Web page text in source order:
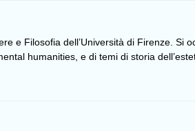
e Filosofia dell’Università di Firenze. Si
humanities, e di temi di storia